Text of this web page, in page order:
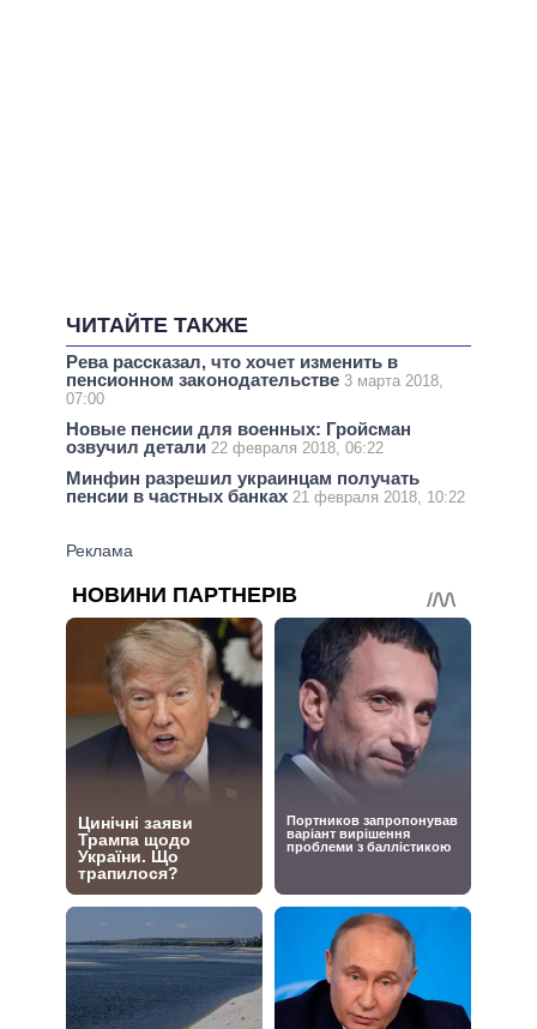
ЧИТАЙТЕ ТАКЖЕ
Рева рассказал, что хочет изменить в
пенсионном законодательстве 3 марта 2018,
07:00
Новые пенсии для военных: Гройсман
озвучил детали 22 февраля 2018, 06:22
Минфин разрешил украинцам получать
пенсии в частных банках 21 февраля 2018, 10:22